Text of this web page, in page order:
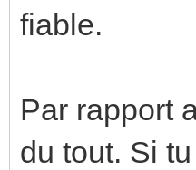
fiable.
Par rapport
du tout. Si